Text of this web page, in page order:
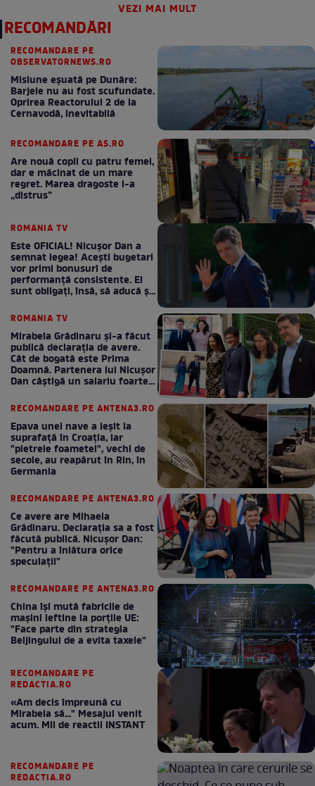
VEZI MAI MULT
RECOMANDĂRI
RECOMANDARE PE
OBSERVATORNEWS.RO
Misiune eșuată pe Dunăre:
Barjele nu au fost scufundate.
Oprirea Reactorului 2 de la
Cernavodă, inevitabilă
RECOMANDARE PE AS.RO
Are nouă copii cu patru femei,
dar e măcinat de un mare
regret. Marea dragoste l-a
„distrus”
ROMANIA TV
Este OFICIAL! Nicușor Dan a
semnat legea! Acești bugetari
vor primi bonusuri de
performanță consistente. Ei
sunt obligați, însă, să aducă și
ROMANIA TV
Mirabela Grădinaru și-a făcut
publică declarația de avere.
Cât de bogată este Prima
Doamnă. Partenera lui Nicușor
Dan câștigă un salariu foarte
RECOMANDARE PE ANTENA3.RO
Epava unei nave a ieșit la
suprafață în Croația, iar
"pietrele foametei", vechi de
secole, au reapărut în Rin, în
Germania
RECOMANDARE PE ANTENA3.RO
Ce avere are Mihaela
Grădinaru. Declarația sa a fost
făcută publică. Nicușor Dan:
"Pentru a înlătura orice
speculații"
RECOMANDARE PE ANTENA3.RO
China își mută fabricile de
mașini ieftine la porțile UE:
"Face parte din strategia
Beijingului de a evita taxele"
RECOMANDARE PE
REDACTIA.RO
«Am decis împreună cu
Mirabela să..." Mesajul venit
acum. Mii de reactii INSTANT
RECOMANDARE PE
REDACTIA.RO